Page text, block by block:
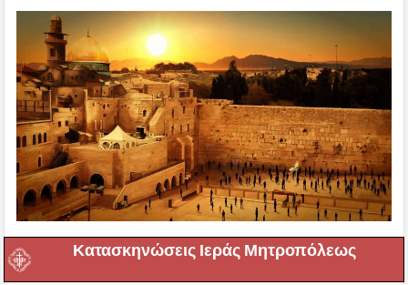
Κατασκηνώσεις Ιεράς Μητροπόλεως